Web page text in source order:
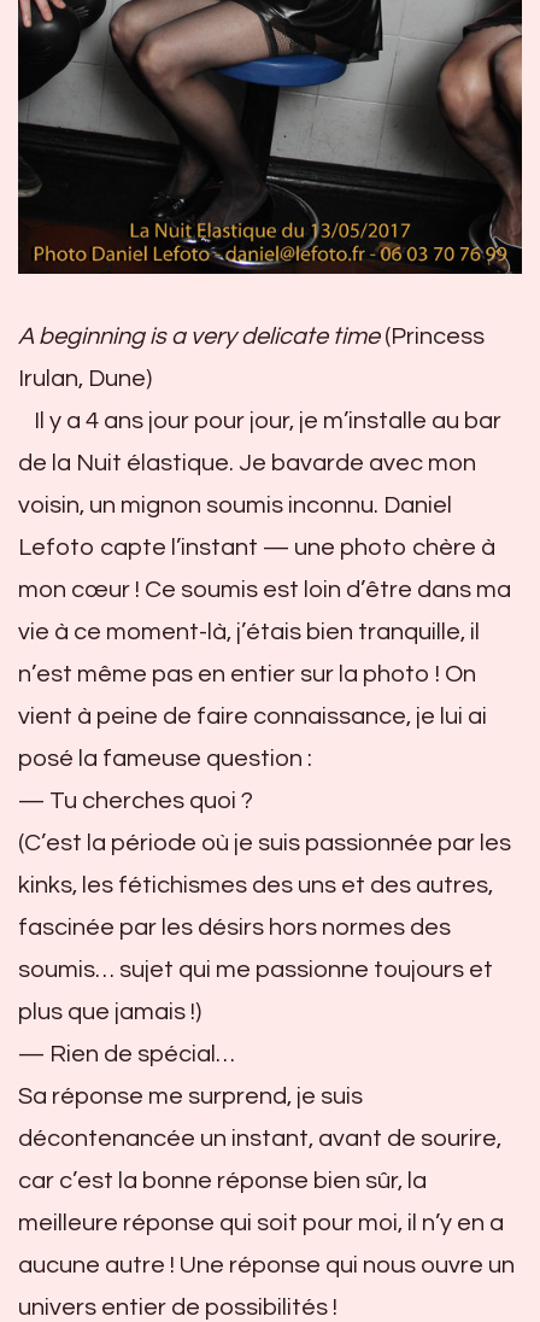
A beginning is a very delicate time(Princess
Irulan, Dune)
Il y a 4 ans jour pour jour, je m’installe au bar
de la Nuit élastique. Je bavarde avec mon
voisin, un mignon soumis inconnu. Daniel
Lefoto capte l’instant — une photo chère à
mon cœur ! Ce soumis est loin d’être dans ma
vie à ce moment-là, j’étais bien tranquille, il
n’est même pas en entier sur la photo ! On
vient à peine de faire connaissance, je lui ai
posé la fameuse question :
— Tu cherches quoi ?
(C’est la période où je suis passionnée par les
kinks, les fétichismes des uns et des autres,
fascinée par les désirs hors normes des
soumis… sujet qui me passionne toujours et
plus que jamais !)
— Rien de spécial…
Sa réponse me surprend, je suis
décontenancée un instant, avant de sourire,
car c’est la bonne réponse bien sûr, la
meilleure réponse qui soit pour moi, il n’y en a
aucune autre ! Une réponse qui nous ouvre un
univers entier de possibilités !